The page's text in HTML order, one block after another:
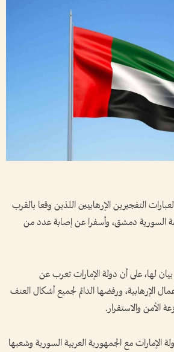
التفجيرين الإرهابيين اللذين وقعا بالقرب
السورية دمشق، وأسفرا عن إصابة عدد من
لها، على أن دولة الإمارات تعرب عن
الإرهابية، ورفضها الدائم لجميع أشكال العنف
الأمن والاستقرار.
الإمارات مع الجمهورية العربية السورية وشعبها